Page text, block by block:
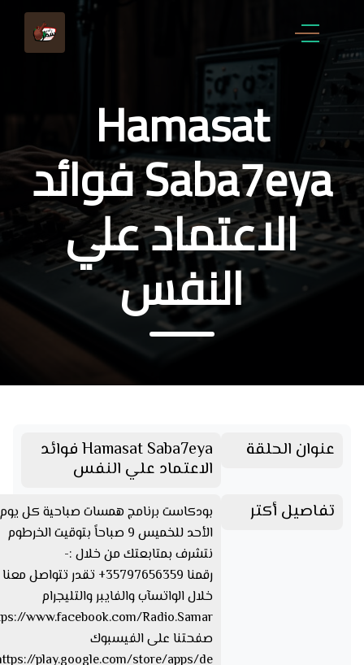
Hamasat
Saba7eya فوائد
الاعتماد علي
النفس
عنوان الحلقة Hamasat Saba7eya فوائد
الاعتماد علي النفس
تفاصيل أكتر
بودكاست برنامج همسات صباحية كل
الأحد للخميس 9 صباحاً بتوقيت الخرطوم
نتشرف بمتابعتك من خلال :-
رقمنا 35797656359+ تقدر تتواصل
خلال الواتسآب والفايبر والتليجرام
صفحتنا على الفيسبوك